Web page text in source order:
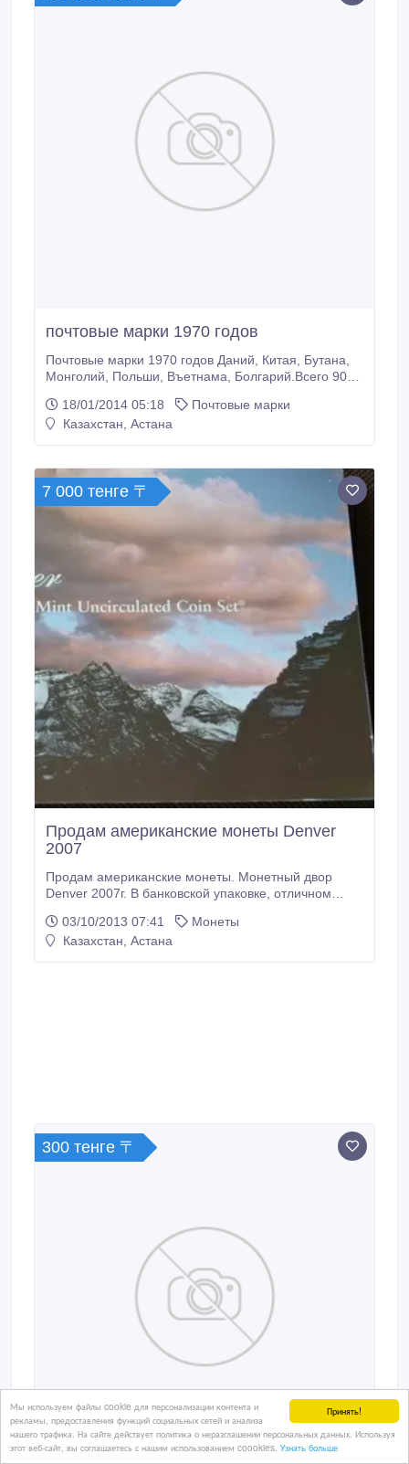
Принять!
Мы используем файлы cookie для персонализации контента и
рекламы, предоставления функций социальных сетей и анализа
нашего трафика. На сайте действует политика о неразглашении персональных данных. Используя
этот веб-сайт, вы соглашаетесь с нашим использованием coookies. Узнать больше
почтовые марки 1970 годов
Почтовые марки 1970 годов Даний, Китая, Бутана,
Монголий, Польши, Въетнама, Болгарий.Всего 90
18/01/2014 05:18
Почтовые марки
Казахстан, Астана
7 000 тенге 〒
Продам американские монеты Denver
2007
Продам американские монеты. Монетный двор
Denver 2007г. В банковской упаковке, отличном
03/10/2013 07:41
Монеты
Казахстан, Астана
300 тенге 〒